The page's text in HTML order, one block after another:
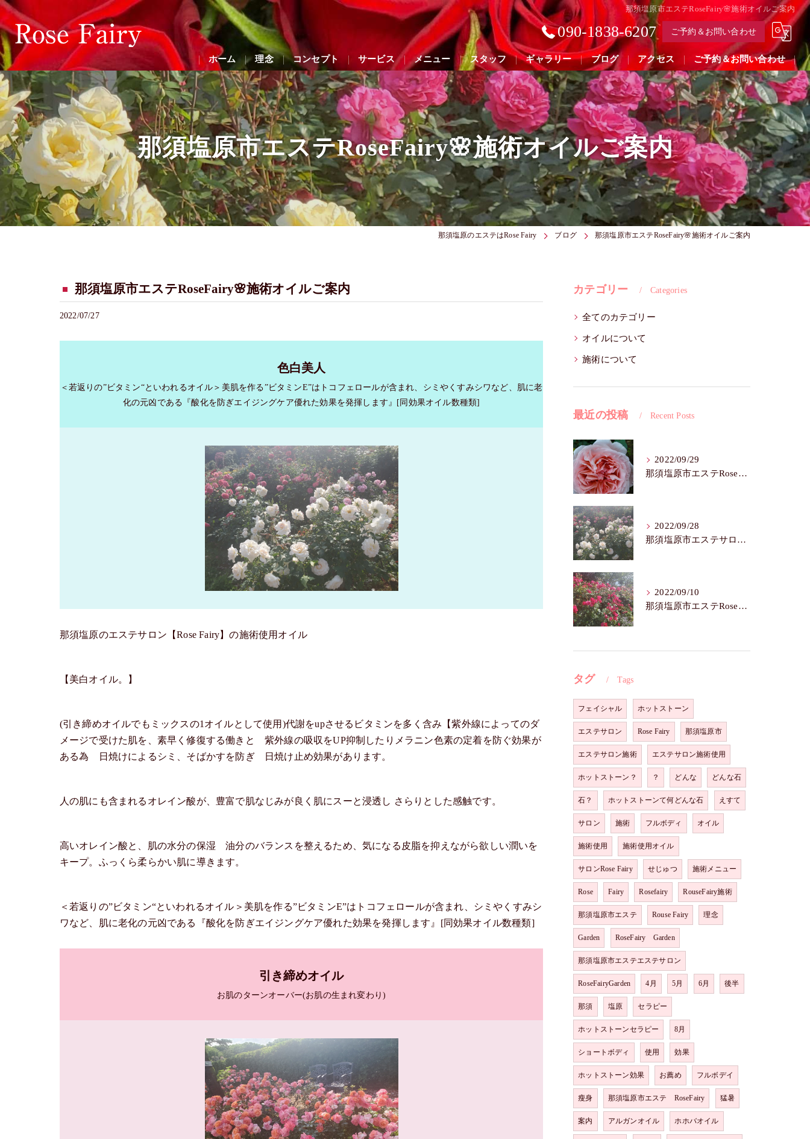
那須塩原市エステRoseFairy🌸施術オイルご案内
090-1838-6207 ご予約＆お問い合わせ
ホーム 理念 コンセプト サービス メニュー スタッフ ギャラリー ブログ アクセス ご予約＆お問い合わせ
那須塩原市エステRoseFairy🌸施術オイルご案内
那須塩原のエステはRose Fairy ブログ 那須塩原市エステRoseFairy🌸施術オイルご案内
那須塩原市エステRoseFairy🌸施術オイルご案内
2022/07/27
色白美人
＜若返りの”ビタミン“といわれるオイル＞美肌を作る”ビタミンE”はトコフェロールが含まれ、シミやくすみシワなど、肌に老
化の元凶である『酸化を防ぎエイジングケア優れた効果を発揮します』[同効果オイル数種類]
那須塩原のエステサロン【Rose Fairy】の施術使用オイル
【美白オイル。】
(引き締めオイルでもミックスの1オイルとして使用)代謝をupさせるビタミンを多く含み【紫外線によってのダ
メージで受けた肌を、素早く修復する働きと 紫外線の吸収をUP抑制したりメラニン色素の定着を防ぐ効果が
ある為 日焼けによるシミ、そばかすを防ぎ 日焼け止め効果があります。
人の肌にも含まれるオレイン酸が、豊富で肌なじみが良く肌にスーと浸透し さらりとした感触です。
高いオレイン酸と、肌の水分の保湿 油分のバランスを整えるため、気になる皮脂を抑えながら欲しい潤いを
キープ。ふっくら柔らかい肌に導きます。
＜若返りの”ビタミン“といわれるオイル＞美肌を作る”ビタミンE”はトコフェロールが含まれ、シミやくすみシ
ワなど、肌に老化の元凶である『酸化を防ぎエイジングケア優れた効果を発揮します』[同効果オイル数種類]
引き締めオイル
お肌のターンオーバー(お肌の生まれ変わり)
カテゴリー Categories
全てのカテゴリー
オイルについて
施術について
最近の投稿 Recent Posts
2022/09/29
那須塩原市エステRoseFairy🌺シワ・たるみ
2022/09/28
那須塩原市エステサロンRose Fairy🌼色白は七難隠す
2022/09/10
那須塩原市エステRoseFairy🌺いつまでも若々しく綺麗に💝
タグ Tags
フェイシャル ホットストーン
エステサロン Rose Fairy 那須塩原市
エステサロン施術 エステサロン施術使用
ホットストーン？ ？ どんな どんな石
石？ ホットストーンて何どんな石 えすて
サロン 施術 フルボディ オイル
施術使用 施術使用オイル
サロンRose Fairy せじゅつ 施術メニュー
Rose Fairy Rosefairy RouseFairy施術
那須塩原市エステ Rouse Fairy 理念
Garden RoseFairy Garden
那須塩原市エステエステサロン
RoseFairyGarden 4月 5月 6月 後半
那須 塩原 セラピー
ホットストーンセラピー 8月
ショートボディ 使用 効果
ホットストーン効果 お薦め フルボデイ
瘦身 那須塩原市エステ RoseFairy 猛暑
案内 アルガンオイル ホホバオイル